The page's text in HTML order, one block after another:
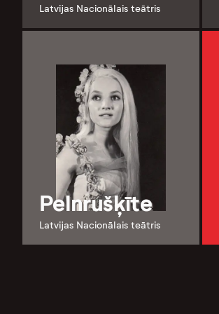
Latvijas Nacionālais teātris
Pelnrušķīte
Latvijas Nacionālais teātris